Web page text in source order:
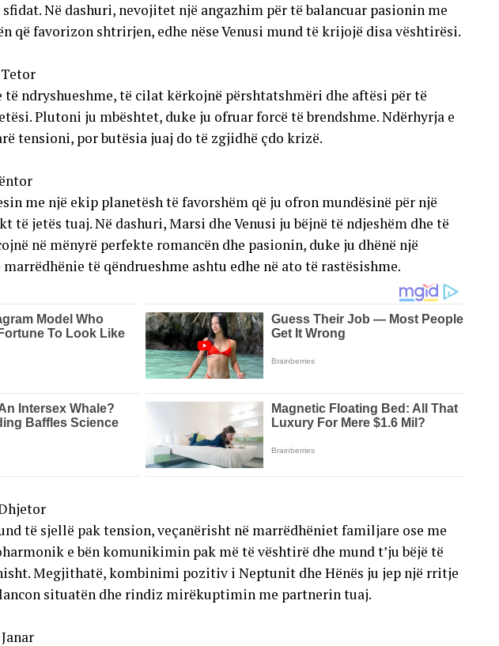
Në dashuri, nevojitet një angazhim për të balancuar pasionin me
që favorizon shtrirjen, edhe nëse Venusi mund të krijojë disa vështirësi.
ndryshueshme, të cilat kërkojnë përshtatshmëri dhe aftësi për të
Plutoni ju mbështet, duke ju ofruar forcë të brendshme. Ndërhyrja e
tensioni, por butësia juaj do të zgjidhë çdo krizë.
me një ekip planetësh të favorshëm që ju ofron mundësinë për një
të jetës tuaj. Në dashuri, Marsi dhe Venusi ju bëjnë të ndjeshëm dhe të
në mënyrë perfekte romancën dhe pasionin, duke ju dhënë një
të qëndrueshme ashtu edhe në ato të rastësishme.
të sjellë pak tension, veçanërisht në marrëdhëniet familjare ose me
e bën komunikimin pak më të vështirë dhe mund t’ju bëjë të
Megjithatë, kombinimi pozitiv i Neptunit dhe Hënës ju jep një rritje
situatën dhe rindiz mirëkuptimin me partnerin tuaj.